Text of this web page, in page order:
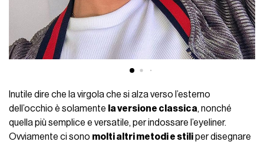
Inutile dire che la virgola che si alza verso l’esterno
dell’occhio è solamente la versione classica, nonché
quella più semplice e versatile, per indossare l’eyeliner.
Ovviamente ci sono molti altri metodi e stiliper disegnare